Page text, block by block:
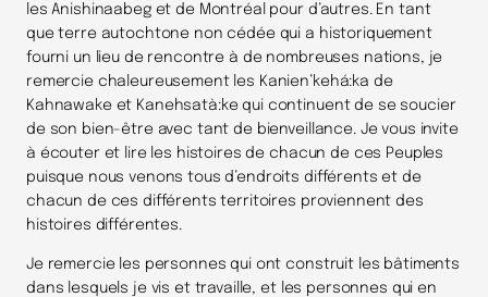
les Anishinaabeg et de Montréal pour d’autres. En tant
que terre autochtone non cédée qui a historiquement
fourni un lieu de rencontre à de nombreuses nations, je
remercie chaleureusement les Kanien’kehá:ka de
Kahnawake et Kanehsatà:ke qui continuent de se soucier
de son bien-être avec tant de bienveillance. Je vous invite
à écouter et lire les histoires de chacun de ces Peuples
puisque nous venons tous d’endroits différents et de
chacun de ces différents territoires proviennent des
histoires différentes.
Je remercie les personnes qui ont construit les bâtiments
dans lesquels je vis et travaille, et les personnes qui en